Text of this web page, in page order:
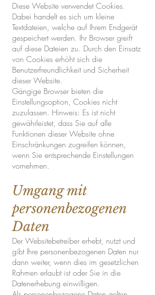
Diese Website verwendet Cookies.
Dabei handelt es sich um kleine
Textdateien, welche auf Ihrem Endgerät
gespeichert werden. Ihr Browser greift
auf diese Dateien zu. Durch den Einsatz
von Cookies erhöht sich die
Benutzerfreundlichkeit und Sicherheit
dieser Website.
Gängige Browser bieten die
Einstellungsoption, Cookies nicht
zuzulassen. Hinweis: Es ist nicht
gewährleistet, dass Sie auf alle
Funktionen dieser Website ohne
Einschränkungen zugreifen können,
wenn Sie entsprechende Einstellungen
vornehmen.
Umgang mit
personenbezogenen
Daten
Der Websitebetreiber erhebt, nutzt und
gibt Ihre personenbezogenen Daten nur
dann weiter, wenn dies im gesetzlichen
Rahmen erlaubt ist oder Sie in die
Datenerhebung einwilligen.